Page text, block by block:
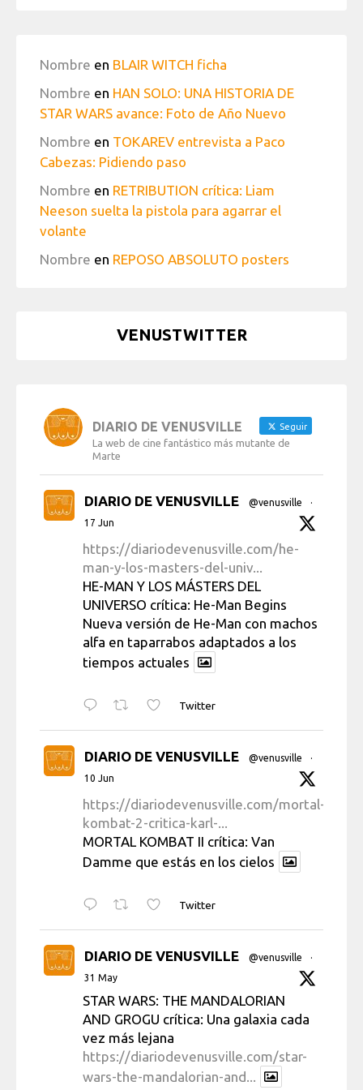
Nombre en BLAIR WITCH ficha
Nombre en HAN SOLO: UNA HISTORIA DE
STAR WARS avance: Foto de Año Nuevo
Nombre en TOKAREV entrevista a Paco
Cabezas: Pidiendo paso
Nombre en RETRIBUTION crítica: Liam
Neeson suelta la pistola para agarrar el
volante
Nombre en REPOSO ABSOLUTO posters
VENUSTWITTER
DIARIO DE VENUSVILLE Seguir
La web de cine fantástico más mutante de
Marte
DIARIO DE VENUSVILLE @venusville
·
17 Jun
https://diariodevenusville.com/he-
man-y-los-masters-del-univ...
HE-MAN Y LOS MÁSTERS DEL
UNIVERSO crítica: He-Man Begins
Nueva versión de He-Man con machos
alfa en taparrabos adaptados a los
tiempos actuales
Twitter
DIARIO DE VENUSVILLE @venusville
·
10 Jun
https://diariodevenusville.com/mortal-
kombat-2-critica-karl-...
MORTAL KOMBAT II crítica: Van
Damme que estás en los cielos
Twitter
DIARIO DE VENUSVILLE @venusville
·
31 May
STAR WARS: THE MANDALORIAN
AND GROGU crítica: Una galaxia cada
vez más lejana
https://diariodevenusville.com/star-
wars-the-mandalorian-and...